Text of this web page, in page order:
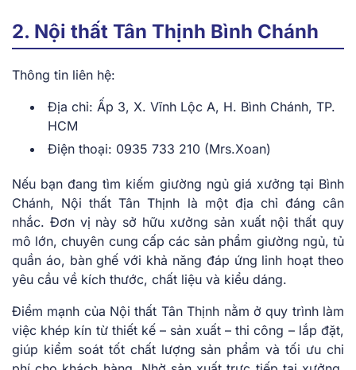
2. Nội thất Tân Thịnh Bình Chánh
Thông tin liên hệ:
Địa chỉ: Ấp 3, X. Vĩnh Lộc A, H. Bình Chánh, TP.
HCM
Điện thoại: 0935 733 210 (Mrs.Xoan)
Nếu bạn đang tìm kiếm giường ngủ giá xưởng tại Bình
Chánh, Nội thất Tân Thịnh là một địa chỉ đáng cân
nhắc. Đơn vị này sở hữu xưởng sản xuất nội thất quy
mô lớn, chuyên cung cấp các sản phẩm giường ngủ, tủ
quần áo, bàn ghế với khả năng đáp ứng linh hoạt theo
yêu cầu về kích thước, chất liệu và kiểu dáng.
Điểm mạnh của Nội thất Tân Thịnh nằm ở quy trình làm
việc khép kín từ thiết kế – sản xuất – thi công – lắp đặt,
giúp kiểm soát tốt chất lượng sản phẩm và tối ưu chi